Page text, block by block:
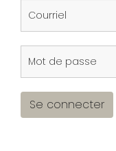
Se connecter